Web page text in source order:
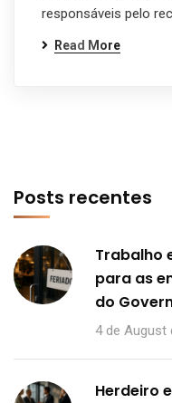
responsáveis pelo
Read More
Posts recentes
Trabalho
para as
do
4 de August
Herdeiro